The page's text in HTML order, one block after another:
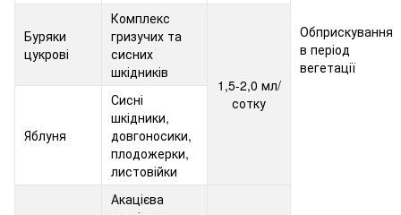
Обприскування
в період
вегетації
Буряки
цукрові
Комплекс
гризучих та
сисних
шкідників
1,5-2,0 мл/
сотку
Яблуня
Сисні
шкідники,
довгоносики,
плодожерки,
листовійки
Акацієва